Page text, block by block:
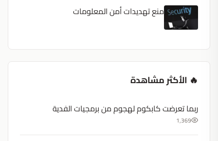
منع تهديدات أمن المعلومات
🔥 الأكثر مشاهدة
ربما تعرضت كابكوم لهجوم من برمجيات الفدية
1,369